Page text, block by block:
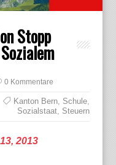
Stopp
0 Kommentare
Kanton Bern, Schule,
Sozialstaat, Steuern
2013